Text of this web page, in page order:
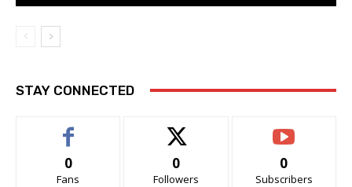
STAY CONNECTED
0
Fans
0
Followers
0
Subscribers